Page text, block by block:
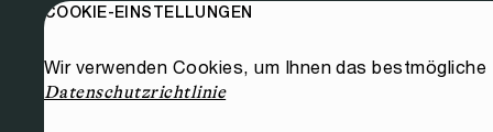
COOKIE-EINSTELLUNGEN
Wir verwenden Cookies, um Ihnen das
Datenschutzrichtlinie